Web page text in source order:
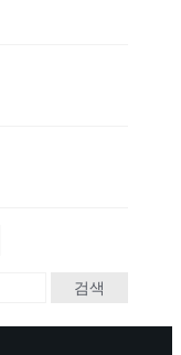
검색